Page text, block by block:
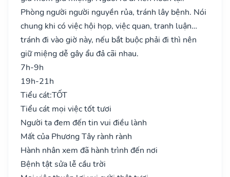
Phòng người người nguyền rủa, tránh lây bệnh. Nói
chung khi có việc hội họp, việc quan, tranh luận…
tránh đi vào giờ này, nếu bắt buộc phải đi thì nên
giữ miệng dễ gây ẩu đả cãi nhau.
7h-9h
19h-21h
Tiểu cát:TỐT
Tiểu cát mọi việc tốt tươi
Người ta đem đến tin vui điều lành
Mất của Phương Tây rành rành
Hành nhân xem đã hành trình đến nơi
Bệnh tật sửa lễ cầu trời